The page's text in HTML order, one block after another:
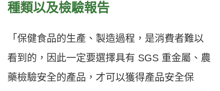
種類以及檢驗報告
「保健食品的生產、製造過程，是消費者難以
看到的，因此一定要選擇具有 SGS 重金屬、農
藥檢驗安全的產品，才可以獲得產品安全保